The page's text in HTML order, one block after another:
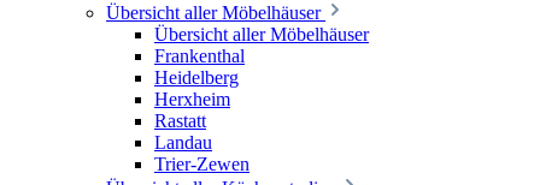
Übersicht aller Möbelhäuser
Übersicht aller Möbelhäuser
Frankenthal
Heidelberg
Herxheim
Rastatt
Landau
Trier-Zewen